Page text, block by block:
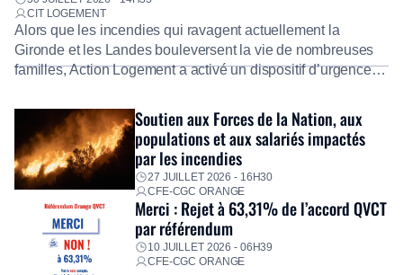
CIT LOGEMENT
Alors que les incendies qui ravagent actuellement la
Gironde et les Landes bouleversent la vie de nombreuses
familles, Action Logement a activé un dispositif d’urgence
Fidèle à sa mission d’utilité sociale, le Groupe mobilise
immédiatement ses équipes afin de proposer un diagnostic
personnalisé, des aides financières pour faire face aux
premières dépenses, […]
Soutien aux Forces de la Nation, aux
populations et aux salariés impactés
par les incendies
27 JUILLET 2026 - 16H30
CFE-CGC ORANGE
Merci : Rejet à 63,31% de l’accord QVCT
par référendum
10 JUILLET 2026 - 06H39
CFE-CGC ORANGE